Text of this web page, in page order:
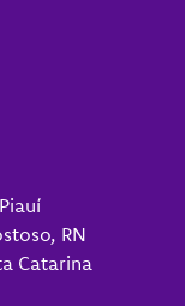
RN
Catarina